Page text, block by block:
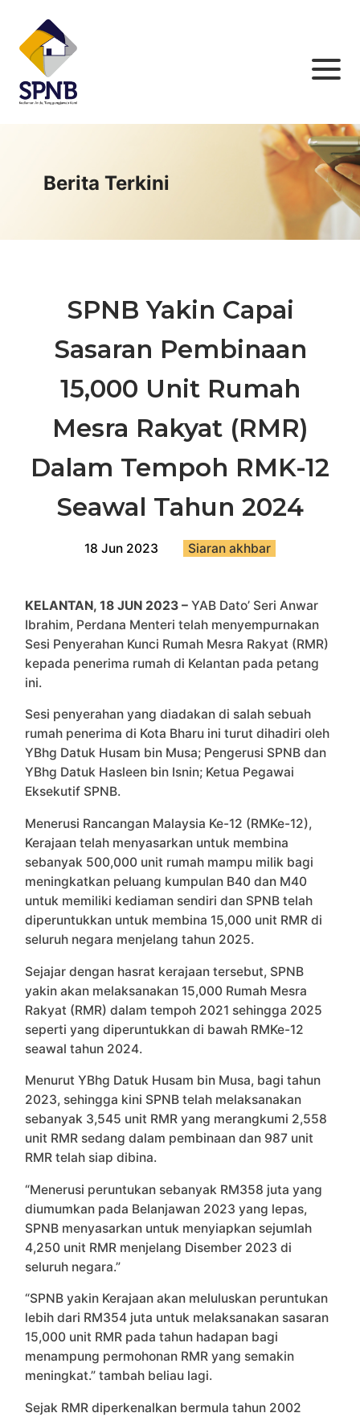
Berita Terkini
SPNB Yakin Capai
Sasaran Pembinaan
15,000 Unit Rumah
Mesra Rakyat (RMR)
Dalam Tempoh RMK-12
Seawal Tahun 2024
18 Jun 2023 Siaran akhbar
KELANTAN, 18 JUN 2023 –YAB Dato’ Seri Anwar
Ibrahim, Perdana Menteri telah menyempurnakan
Sesi Penyerahan Kunci Rumah Mesra Rakyat (RMR)
kepada penerima rumah di Kelantan pada petang
ini.
Sesi penyerahan yang diadakan di salah sebuah
rumah penerima di Kota Bharu ini turut dihadiri oleh
YBhg Datuk Husam bin Musa; Pengerusi SPNB dan
YBhg Datuk Hasleen bin Isnin; Ketua Pegawai
Eksekutif SPNB.
Menerusi Rancangan Malaysia Ke-12 (RMKe-12),
Kerajaan telah menyasarkan untuk membina
sebanyak 500,000 unit rumah mampu milik bagi
meningkatkan peluang kumpulan B40 dan M40
untuk memiliki kediaman sendiri dan SPNB telah
diperuntukkan untuk membina 15,000 unit RMR di
seluruh negara menjelang tahun 2025.
Sejajar dengan hasrat kerajaan tersebut, SPNB
yakin akan melaksanakan 15,000 Rumah Mesra
Rakyat (RMR) dalam tempoh 2021 sehingga 2025
seperti yang diperuntukkan di bawah RMKe-12
seawal tahun 2024.
Menurut YBhg Datuk Husam bin Musa, bagi tahun
2023, sehingga kini SPNB telah melaksanakan
sebanyak 3,545 unit RMR yang merangkumi 2,558
unit RMR sedang dalam pembinaan dan 987 unit
RMR telah siap dibina.
“Menerusi peruntukan sebanyak RM358 juta yang
diumumkan pada Belanjawan 2023 yang lepas,
SPNB menyasarkan untuk menyiapkan sejumlah
4,250 unit RMR menjelang Disember 2023 di
seluruh negara.”
“SPNB yakin Kerajaan akan meluluskan peruntukan
lebih dari RM354 juta untuk melaksanakan sasaran
15,000 unit RMR pada tahun hadapan bagi
menampung permohonan RMR yang semakin
meningkat.” tambah beliau lagi.
Sejak RMR diperkenalkan bermula tahun 2002